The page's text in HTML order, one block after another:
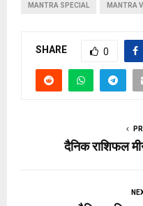
MANTRA SPECIAL MANTRA
SHARE 0
दैनिक राशिफल